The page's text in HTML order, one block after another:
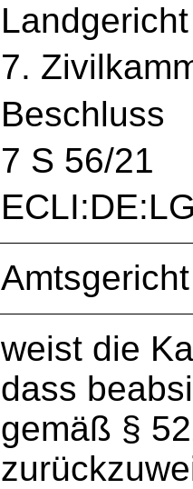
7.
Beschluss
7 S 56/21
weist die
dass
gemäß §